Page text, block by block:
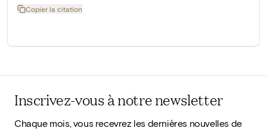
Copier la citation
Inscrivez-vous à notre newsletter
Chaque mois, vous recevrez les dernières nouvelles de